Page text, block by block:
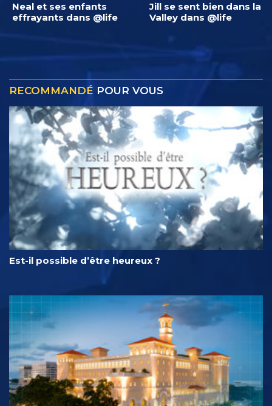
Neal et ses enfants
effrayants dans @life
Jill se sent bien dans la
Valley dans @life
RECOMMANDÉ POUR VOUS
Est-il possible d’être heureux ?